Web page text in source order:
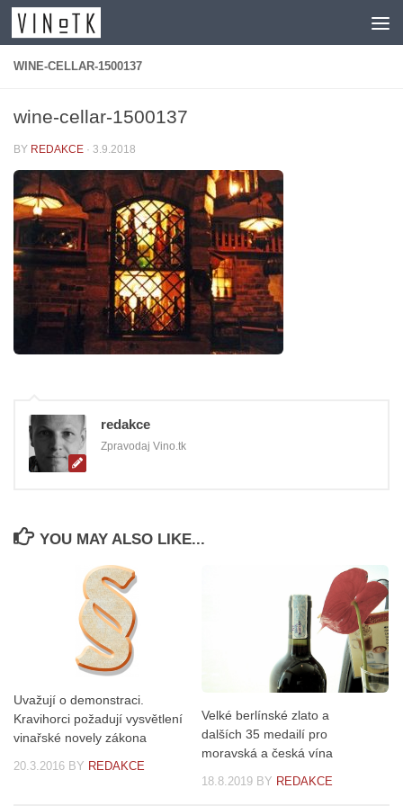
Skip to content
WINE-CELLAR-1500137
wine-cellar-1500137
BY REDAKCE · 3.9.2018
redakce
Zpravodaj Vino.tk
YOU MAY ALSO LIKE...
Uvažují o demonstraci.
Kravihorci požadují vysvětlení
vinařské novely zákona
20.3.2016 BY REDAKCE
Velké berlínské zlato a
dalších 35 medailí pro
moravská a česká vína
18.8.2019 BY REDAKCE